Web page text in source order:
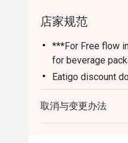
店家规范
***For Free flow
for beverage
Eatigo discount
Eatigo discount
取消与变更办法